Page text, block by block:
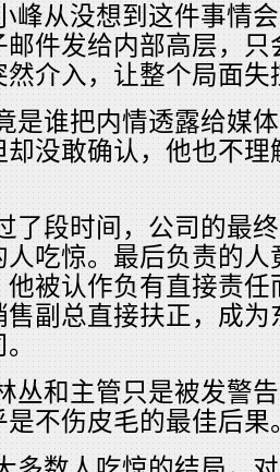
峰从没想到这件事情
邮件发给内部高层，
然介入，让整个局面失
是谁把内情透露给媒
却没敢确认，他也不
了段时间，公司的最
人吃惊。最后负责的
他被认作负有直接责
售副总直接扶正，成
。
丛和主管只是被发警
是不伤皮毛的最佳后果